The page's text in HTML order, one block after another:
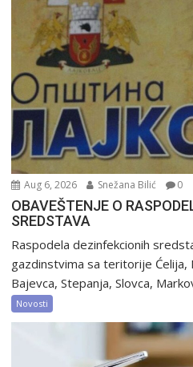
Aug 6, 2026 Snežana Bilić 0
OBAVEŠTENJE O
SREDSTAVA
Raspodela dezinfekcionih
gazdinstvima sa teritorije Ćelija,
Bajevca, Stepanja, Slovca,
Novosti